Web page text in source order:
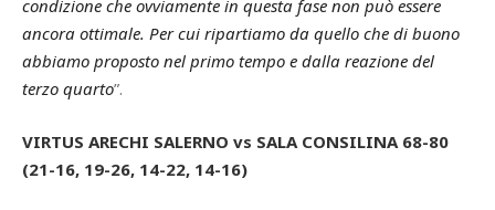
condizione che ovviamente in questa fase non può essere
ancora ottimale. Per cui ripartiamo da quello che di buono
abbiamo proposto nel primo tempo e dalla reazione del
terzo quarto”.
VIRTUS ARECHI SALERNO vs SALA CONSILINA 68-80
(21-16, 19-26, 14-22, 14-16)